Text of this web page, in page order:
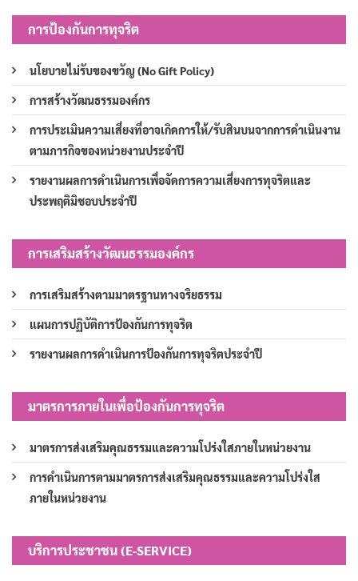
การป้องกันการทุจริต
นโยบายไม่รับของขวัญ (No Gift Policy)
การสร้างวัฒนธรรมองค์กร
การประเมินความเสี่ยงที่อาจเกิดการให้/รับสินบนจากการดำเนินงาน
ตามภารกิจของหน่วยงานประจำปี
รายงานผลการดำเนินการเพื่อจัดการความเสี่ยงการทุจริตและ
ประพฤติมิชอบประจำปี
การเสริมสร้างวัฒนธรรมองค์กร
การเสริมสร้างตามมาตรฐานทางจริยธรรม
แผนการปฏิบัติการป้องกันการทุจริต
รายงานผลการดำเนินการป้องกันการทุจริตประจำปี
มาตรการภายในเพื่อป้องกันการทุจริต
มาตรการส่งเสริมคุณธรรมและความโปร่งใสภายในหน่วยงาน
การดำเนินการตามมาตรการส่งเสริมคุณธรรมและความโปร่งใส
ภายในหน่วยงาน
บริการประชาชน (E-SERVICE)